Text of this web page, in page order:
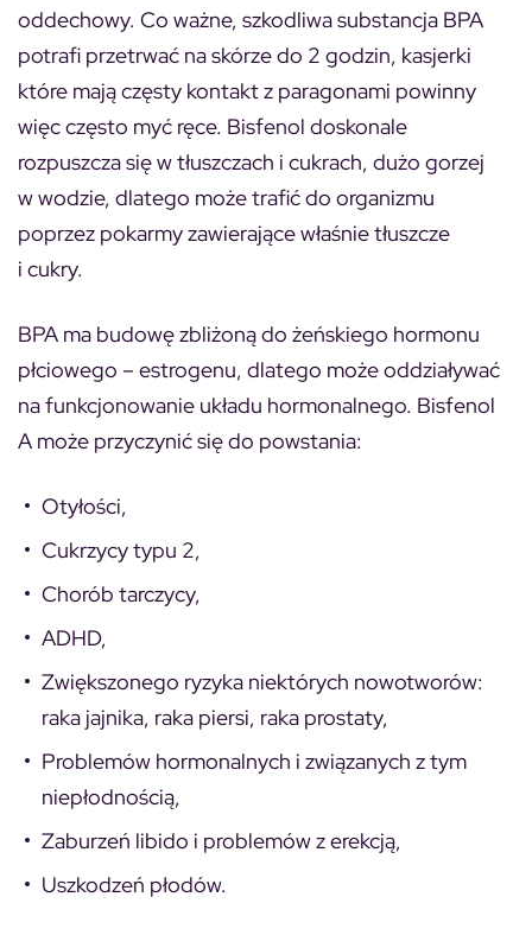
oddechowy. Co ważne, szkodliwa substancja BPA
potrafi przetrwać na skórze do 2 godzin, kasjerki
które mają częsty kontakt z paragonami powinny
więc często myć ręce. Bisfenol doskonale
rozpuszcza się w tłuszczach i cukrach, dużo gorzej
w wodzie, dlatego może trafić do organizmu
poprzez pokarmy zawierające właśnie tłuszcze
i cukry.
BPA ma budowę zbliżoną do żeńskiego hormonu
płciowego – estrogenu, dlatego może oddziaływać
na funkcjonowanie układu hormonalnego. Bisfenol
A może przyczynić się do powstania:
Otyłości,
Cukrzycy typu 2,
Chorób tarczycy,
ADHD,
Zwiększonego ryzyka niektórych nowotworów:
raka jajnika, raka piersi, raka prostaty,
Problemów hormonalnych i związanych z tym
niepłodnością,
Zaburzeń libido i problemów z erekcją,
Uszkodzeń płodów.